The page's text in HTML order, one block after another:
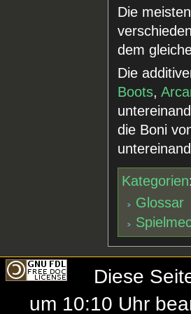
Die
dem
Die
Boots,
die Boni
Kategorien:
Glossar
Diese
um 10:10 Uhr